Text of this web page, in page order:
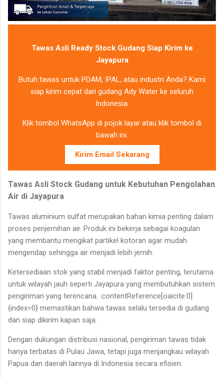
Tawas Asli Ready Stock Gudang Siap Kirim ke
Jayapura
Butuh tawas untuk PDAM, IPAL, atau industri Anda? Kami
siap kirim cepat dari gudang Ady Water ke seluruh
Indonesia.
Klik tombol WhatsApp di pojok layar atau klik tombol di
bawah ini.
Kirim Email Sekarang
Tawas Asli Stock Gudang untuk Kebutuhan Pengolahan
Air di Jayapura
Tawas aluminium sulfat merupakan bahan kimia penting dalam
proses penjernihan air. Produk ini bekerja sebagai koagulan
yang membantu mengikat partikel kotoran agar mudah
mengendap sehingga air menjadi lebih jernih.
Ketersediaan stok yang stabil menjadi faktor penting, terutama
untuk wilayah jauh seperti Jayapura yang membutuhkan sistem
pengiriman yang terencana. :contentReference[oaicite:0]
{index=0} memastikan bahwa tawas selalu tersedia di gudang
dan siap dikirim kapan saja.
Dengan dukungan distribusi nasional, pengiriman tawas tidak
hanya terbatas di Pulau Jawa, tetapi juga menjangkau wilayah
Papua dan daerah lainnya di Indonesia secara efisien.